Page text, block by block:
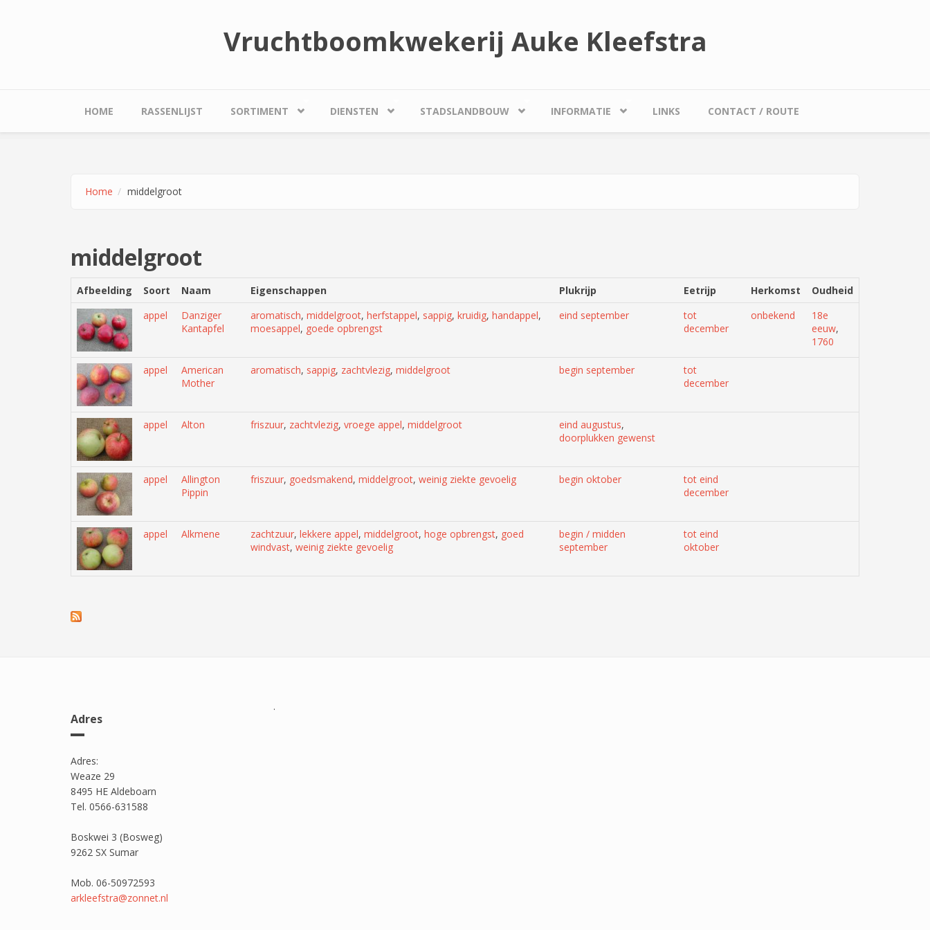
Vruchtboomkwekerij Auke Kleefstra
HOME RASSENLIJST SORTIMENT DIENSTEN STADSLANDBOUW INFORMATIE LINKS CONTACT / ROUTE
Home middelgroot
middelgroot
Afbeelding Soort Naam Eigenschappen Plukrijp Eetrijp Herkomst
Oudheid
appel
Danziger
Kantapfel
aromatisch, middelgroot, herfstappel, sappig, kruidig, handappel,
moesappel, goede opbrengst
eind september
tot
december
onbekend
18e
eeuw,
1760
appel
American
Mother
aromatisch, sappig, zachtvlezig, middelgroot begin september
tot
december
appel Alton friszuur, zachtvlezig, vroege appel, middelgroot eind augustus,
doorplukken gewenst
appel
Allington
Pippin
friszuur, goedsmakend, middelgroot, weinig ziekte gevoelig begin oktober
tot eind
december
appel Alkmene zachtzuur, lekkere appel, middelgroot, hoge opbrengst, goed
windvast, weinig ziekte gevoelig
begin / midden
september
tot eind
oktober
Adres
Adres:
Weaze 29
8495 HE Aldeboarn
Tel. 0566-631588
Boskwei 3 (Bosweg)
9262 SX Sumar
Mob. 06-50972593
arkleefstra@zonnet.nl
.